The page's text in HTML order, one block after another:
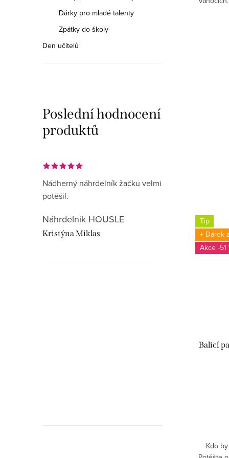
Dárky pro mladé talenty
Zpátky do školy
Den učitelů
Poslední hodnocení
produktů
Nádherný náhrdelník žačku velmi
potěšil.
Náhrdelník HOUSLE
Kristýna Miklas
Tip
+ Dárek
-51
Balicí
Kdo